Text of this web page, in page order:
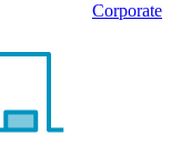
Corporate